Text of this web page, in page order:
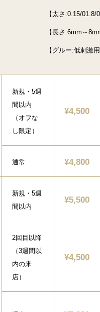
【太さ:0.15/01.8/
【長さ:6mm～
【グルー:低刺激
新規・5週
間以内
（オフな
し限定）
¥4,500
通常 ¥4,800
新規・5週
間以内
¥5,500
2回目以降
（3週間以
内の来
店）
¥4,500